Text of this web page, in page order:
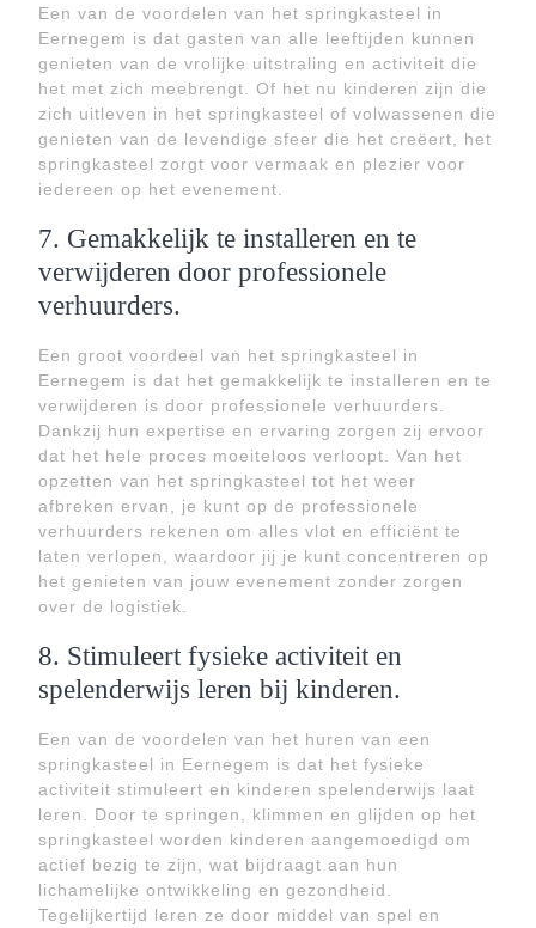
Een van de voordelen van het springkasteel in
Eernegem is dat gasten van alle leeftijden kunnen
genieten van de vrolijke uitstraling en activiteit die
het met zich meebrengt. Of het nu kinderen zijn die
zich uitleven in het springkasteel of volwassenen die
genieten van de levendige sfeer die het creëert, het
springkasteel zorgt voor vermaak en plezier voor
iedereen op het evenement.
7. Gemakkelijk te installeren en te
verwijderen door professionele
verhuurders.
Een groot voordeel van het springkasteel in
Eernegem is dat het gemakkelijk te installeren en te
verwijderen is door professionele verhuurders.
Dankzij hun expertise en ervaring zorgen zij ervoor
dat het hele proces moeiteloos verloopt. Van het
opzetten van het springkasteel tot het weer
afbreken ervan, je kunt op de professionele
verhuurders rekenen om alles vlot en efficiënt te
laten verlopen, waardoor jij je kunt concentreren op
het genieten van jouw evenement zonder zorgen
over de logistiek.
8. Stimuleert fysieke activiteit en
spelenderwijs leren bij kinderen.
Een van de voordelen van het huren van een
springkasteel in Eernegem is dat het fysieke
activiteit stimuleert en kinderen spelenderwijs laat
leren. Door te springen, klimmen en glijden op het
springkasteel worden kinderen aangemoedigd om
actief bezig te zijn, wat bijdraagt aan hun
lichamelijke ontwikkeling en gezondheid.
Tegelijkertijd leren ze door middel van spel en